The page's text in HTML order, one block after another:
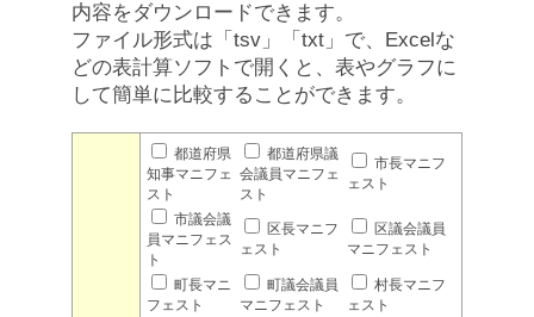
内容をダウンロードできます。
ファイル形式は「tsv」「txt」で、Excelな
どの表計算ソフトで開くと、表やグラフに
して簡単に比較することができます。
都道府県
知事マニフェ
スト
都道府県議
会議員マニフェ
スト
市長マニフ
ェスト
市議会議
員マニフェス
ト
区長マニフ
ェスト
区議会議員
マニフェスト
町長マニ
フェスト
町議会議員
マニフェスト
村長マニフ
ェスト